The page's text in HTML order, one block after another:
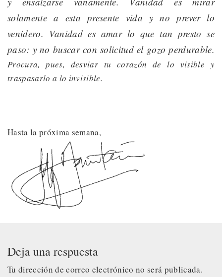
solamente a esta presente vida y no prever lo
venidero. Vanidad es amar lo que tan presto se
paso: y no buscar con solicitud el gozo perdurable.
Procura, pues, desviar tu corazón de lo visible y
traspasarlo a lo invisible.
Hasta la próxima semana,
Deja una respuesta
Tu dirección de correo electrónico no será publicada.